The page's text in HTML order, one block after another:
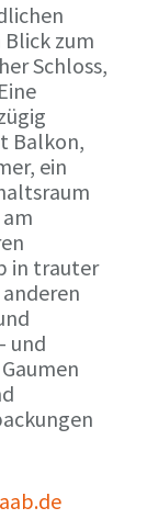
zum
Schloss,
Balkon,
ein
in trauter
und